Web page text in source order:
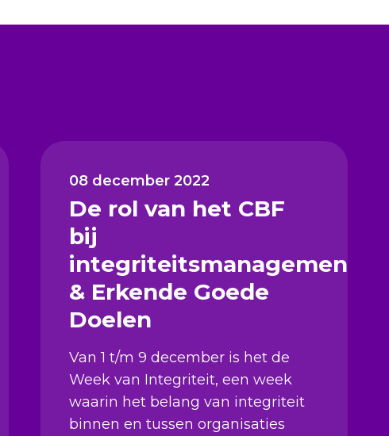
08 december 2022
De rol van het CBF
bij
integriteitsmanagement
& Erkende Goede
Doelen
Van 1 t/m 9 december is het de
Week van Integriteit, een week
waarin het belang van integriteit
binnen en tussen organisaties